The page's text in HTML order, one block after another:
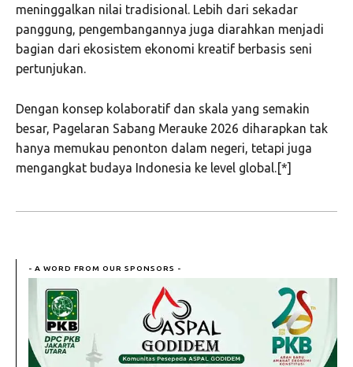
meninggalkan nilai tradisional. Lebih dari sekadar
panggung, pengembangannya juga diarahkan menjadi
bagian dari ekosistem ekonomi kreatif berbasis seni
pertunjukan.
Dengan konsep kolaboratif dan skala yang semakin
besar, Pagelaran Sabang Merauke 2026 diharapkan tak
hanya memukau penonton dalam negeri, tetapi juga
mengangkat budaya Indonesia ke level global.[*]
- A WORD FROM OUR SPONSORS -